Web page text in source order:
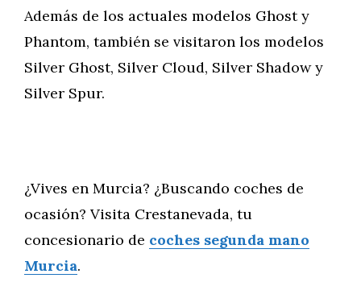
Además de los actuales modelos Ghost y
Phantom, también se visitaron los modelos
Silver Ghost, Silver Cloud, Silver Shadow y
Silver Spur.
¿Vives en Murcia? ¿Buscando coches de
ocasión? Visita Crestanevada, tu
concesionario de coches segunda mano
Murcia.